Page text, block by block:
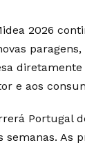
2026
paragens,
diretamente
e aos
Portugal
semanas. As